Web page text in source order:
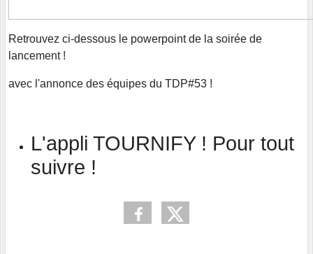
Retrouvez ci-dessous le powerpoint de la soirée de
lancement !
avec l'annonce des équipes du TDP#53 !
L'appli TOURNIFY ! Pour tout
suivre !